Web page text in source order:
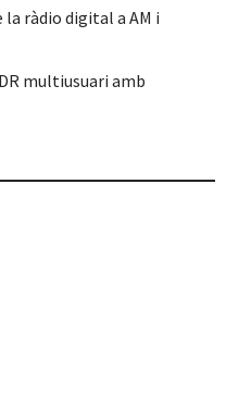
la ràdio digital a AM i
multiusuari amb